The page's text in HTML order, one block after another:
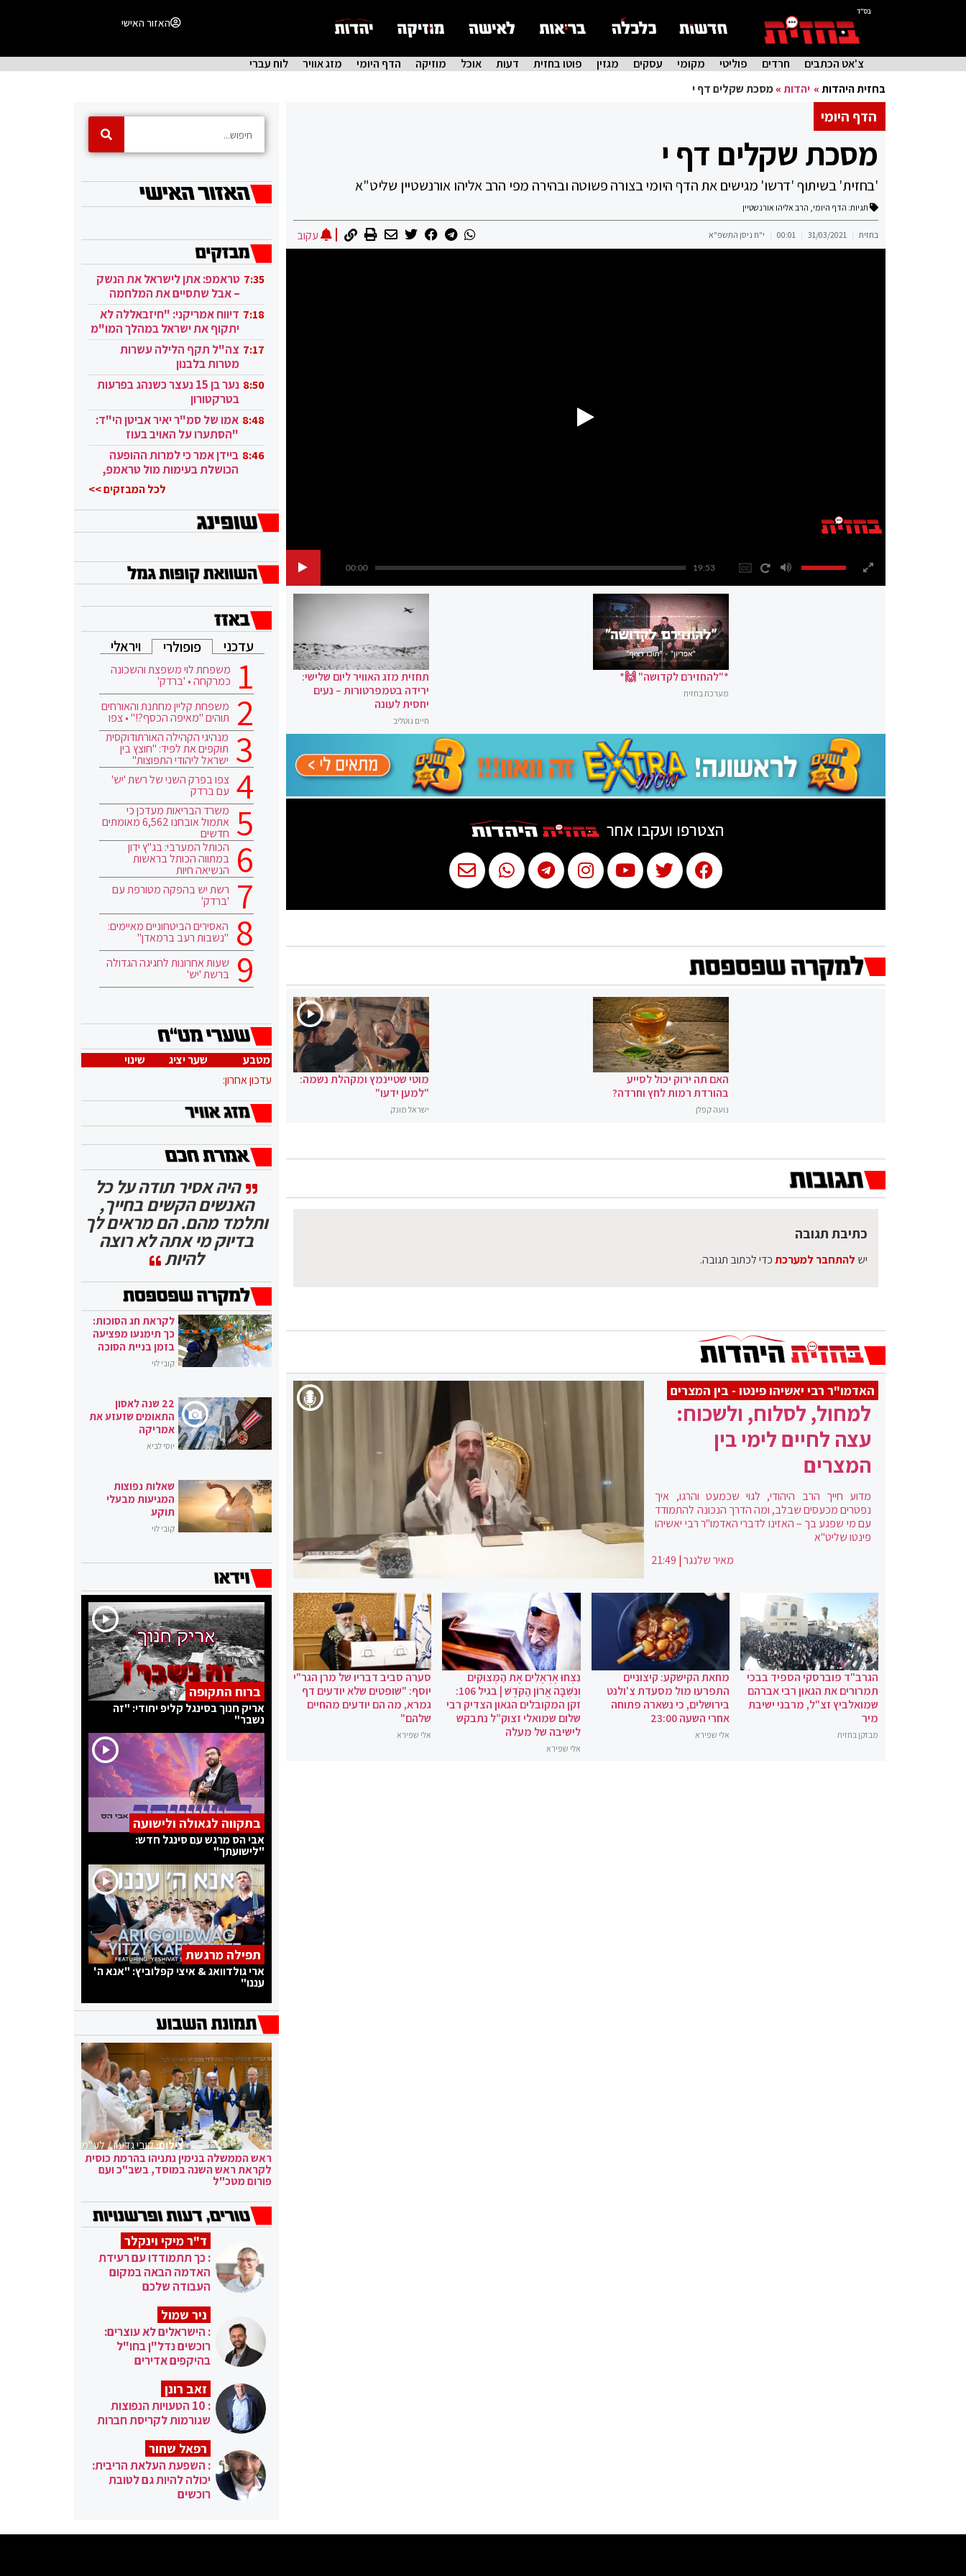
בס"ד
האזור האישי
צ'אט הכתבים חרדים פוליטי מקומי עסקים מגזין פוטו בחזית דעות אוכל מוזיקה הדף היומי מזג אוויר
לוח עברי
בחזית היהדות» יהדות»מסכת שקלים דף י
הדף היומי
מסכת שקלים דף י
'בחזית' בשיתוף 'דרשו' מגישים את הדף היומי בצורה פשוטה ובהירה מפי הרב אליהו אורנשטיין שליט"א
תגיות: הדף היומי, הרב אליהו אורנשטיין
בחזית 31/03/2021
00:01 י"ח ניסן התשפ"א עקוב
00:00 19:53
*"להחזירם לקדושה" 🙌*
מערכת בחזית
תחזית מזג האוויר ליום שלישי:
ירידה בטמפרטורות – נעים
יחסית לעונה
חיים גוטליב
הצטרפו ועקבו אחר
האם תה ירוק יכול לסייע
בהורדת רמות לחץ וחרדה?
נועה קפלן
מוטי שטיינמץ ומקהלת נשמה:
"למען ידעו"
ישראל מונק
כתיבת תגובה
יש להתחבר למערכתכדי לכתוב תגובה.
האדמו"ר רבי יאשיהו פינטו - בין המצרים
למחול, לסלוח, ולשכוח:
עצה לחיים לימי בין
המצרים
מדוע חייך הרב היהודי, לגוי שכמעט והרגו, איך
נפטרים מכעסים שבלב, ומה הדרך הנכונה להתמודד
עם מי שפגע בך – האזינו לדברי האדמו"ר רבי יאשיהו
פינטו שליט"א
מאיר שלנגר|
21:49
הגרב"ד פוברסקי הספיד בבכי
תמרורים את הגאון רבי אברהם
שמואלביץ זצ"ל, מרבני ישיבת
מיר
מבזקן בחזית
מחאת הקישקע: קיצוניים
התפרעו מול מסעדת צ'ולנט
בירושלים, כי נשארה פתוחה
אחרי השעה 23:00
אלי שפירא
נִצְּחוּ אֶרְאֶלִּים אֶת הַמְּצוּקִים
וְנִשְׁבָּה אֲרוֹן הַקֹּדֶשׁ | בגיל 106:
זקן המקובלים הגאון הצדיק רבי
שלום שמואלי זצוק”ל נתבקש
לישיבה של מעלה
אלי שפירא
סערה סביב דבריו של מרן הגר"י
יוסף: "שופטים שלא יודעים דף
גמרא, מה הם יודעים מהחיים
שלהם"
אלי שפירא
7:35 טראמפ: אתן לישראל את הנשק
– אבל שתסיים את המלחמה
בעזה 7:18 דיווח אמריקני: "חיזבאללה לא
יתקוף את ישראל במהלך המו"מ
בקטאר" 7:17 צה"ל תקף הלילה עשרות
מטרות בלבנון
8:50
נער בן 15 נעצר כשנהג בפרעות
בטרקטורון
8:48 אמו של סמ"ר יאיר אביטן הי"ד:
"הסתערו על האויב בעוז
ובגבורה" 8:46 ביידן אמר כי למרות ההופעה
הכושלת בעימות מול טראמפ,
לכל המבזקים >>
עדכני פופולרי ויראלי
משפחת לוי משפצת והשכונה
כמרקחה • 'ברדק'
משפחת קליין מחתנת והאורחים
תוהים "מאיפה הכסף?!" • צפו
מנהיגי הקהילה האורתודוקסית
תוקפים את לפיד: "חוצץ בין
ישראל ליהודי התפוצות"
צפו בפרק השני של רשת 'יש'
עם ברדק
משרד הבריאות מעדכן כי
אתמול אובחנו 6,562 מאומתים
חדשים
הכותל המערבי: בג"ץ ידון
במתווה הכותל בראשות
הנשיאה חיות
רשת יש בהפקה מטורפת עם
'ברדק'
האסירים הביטחוניים מאיימים:
"נשבות רעב ברמאדן"
שעות אחרונות לחגיגה הגדולה
ברשת 'יש'
מטבע שער יציג
שינוי
עדכון אחרון:
היה אסיר תודה על כל
האנשים הקשים בחייך,
ותלמד מהם. הם מראים לך
בדיוק מי אתה לא רוצה
להיות
לקראת חג הסוכות:
כך תימנעו מפציעה
בזמן בניית הסוכה
קובי לוי
22 שנה לאסון
התאומים שזעזע את
אמריקה
יוסי לביא
שאלות נפוצות
המגיעות מבעלי
תוקע
קובי לוי
ברוח התקופה
אריק חנוך בסינגל קליפ יחודי: "זה
נשבר"
בתקווה לגאולה ולישועה
אבי הס מרגש עם סינגל חדש:
"לישועתך"
תפילה מרגשת
ארי גולדוואג & איצי קפלוביץ: "אנא ה'
עננו"
צילום:קובי גדעון / לע"מ
ראש הממשלה בנימין נתניהו בהרמת כוסית
לקראת ראש השנה במוסד, בשב"כ ועם
פורום מטכ"ל
ד"ר מיקי וינקלר
: כך תתמודדו עם רעידת
האדמה הבאה במקום
העבודה שלכם
ניר שמול
: הישראלים לא עוצרים:
רוכשים נדל"ן בחו"ל
בהיקפים אדירים
זאב רונן
: 10 הטעויות הנפוצות
שגורמות לקריסת חברות
רפאל שחור
: השפעת העלאת הריבית:
יכולה להיות גם לטובת
רוכשים